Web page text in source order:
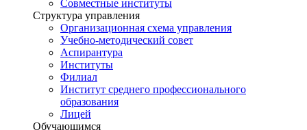
Совместные институты
Структура управления
Организационная схема управления
Учебно-методический совет
Аспирантура
Институты
Филиал
Институт среднего профессионального
образования
Лицей
Обучающимся